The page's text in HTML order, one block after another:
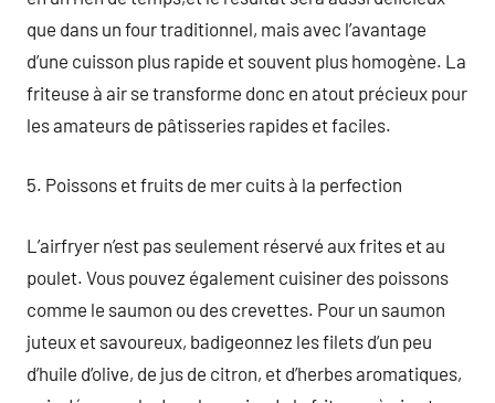
que dans un four traditionnel, mais avec l’avantage
d’une cuisson plus rapide et souvent plus homogène. La
friteuse à air se transforme donc en atout précieux pour
les amateurs de pâtisseries rapides et faciles.
5. Poissons et fruits de mer cuits à la perfection
L’airfryer n’est pas seulement réservé aux frites et au
poulet. Vous pouvez également cuisiner des poissons
comme le saumon ou des crevettes. Pour un saumon
juteux et savoureux, badigeonnez les filets d’un peu
d’huile d’olive, de jus de citron, et d’herbes aromatiques,